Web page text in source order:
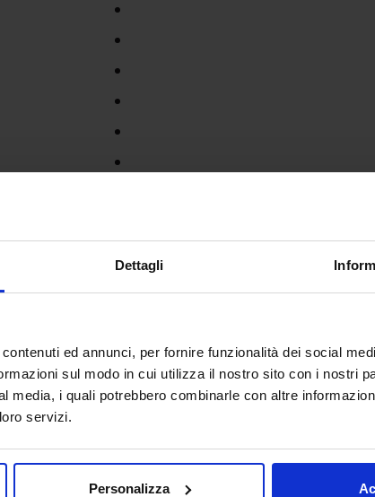
Dettagli
ed annunci, per fornire funzionalità dei social
sul modo in cui utilizza il nostro sito con i nostri
media, i quali potrebbero combinarle con altre
servizi.
Personalizza